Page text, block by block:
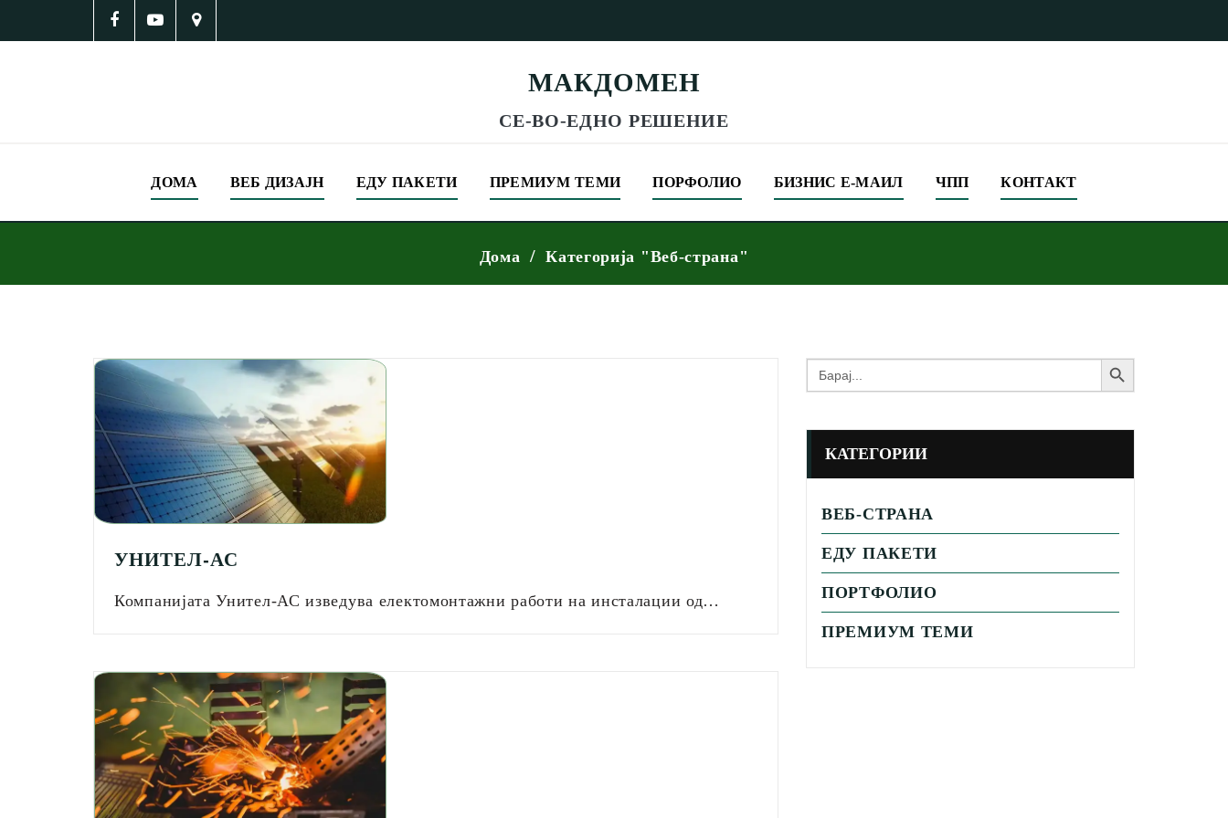
МАКДОМЕН
СЕ-ВО-ЕДНО РЕШЕНИЕ
ДОМА ВЕБ ДИЗАЈН ЕДУ ПАКЕТИ ПРЕМИУМ ТЕМИ ПОРФОЛИО БИЗНИС Е-МАИЛ ЧПП КОНТАКТ
Дома Категорија "Веб-страна"
УНИТЕЛ-АС
Компанијата Унител-АС изведува електомонтажни работи на инсталации од…
Search
for:
Search Button
КАТЕГОРИИ
ВЕБ-СТРАНА
ЕДУ ПАКЕТИ
ПОРТФОЛИО
ПРЕМИУМ ТЕМИ